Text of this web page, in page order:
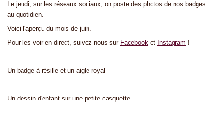
Le jeudi, sur les réseaux sociaux, on poste des photos de nos badges
au quotidien.
Voici l'aperçu du mois de juin.
Pour les voir en direct, suivez nous sur Facebook et Instagram !
Un badge à résille et un aigle royal
Un dessin d'enfant sur une petite casquette